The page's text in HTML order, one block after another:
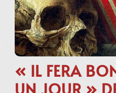
« IL FERA
UN JOUR »